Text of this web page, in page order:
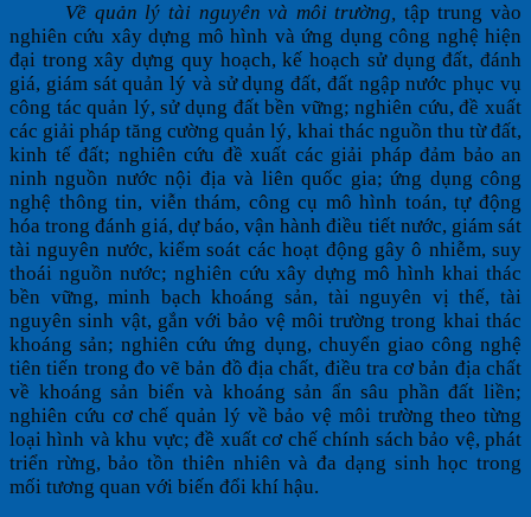
Về quản lý tài nguyên và môi trường, tập trung vào
nghiên cứu xây dựng mô hình và ứng dụng công nghệ hiện
đại trong xây dựng quy hoạch, kế hoạch sử dụng đất, đánh
giá, giám sát quản lý và sử dụng đất, đất ngập nước phục vụ
công tác quản lý, sử dụng đất bền vững; nghiên cứu, đề xuất
các giải pháp tăng cường quản lý, khai thác nguồn thu từ đất,
kinh tế đất; nghiên cứu đề xuất các giải pháp đảm bảo an
ninh nguồn nước nội địa và liên quốc gia; ứng dụng công
nghệ thông tin, viễn thám, công cụ mô hình toán, tự động
hóa trong đánh giá, dự báo, vận hành điều tiết nước, giám sát
tài nguyên nước, kiểm soát các hoạt động gây ô nhiễm, suy
thoái nguồn nước; nghiên cứu xây dựng mô hình khai thác
bền vững, minh bạch khoáng sản, tài nguyên vị thế, tài
nguyên sinh vật, gắn với bảo vệ môi trường trong khai thác
khoáng sản; nghiên cứu ứng dụng, chuyển giao công nghệ
tiên tiến trong đo vẽ bản đồ địa chất, điều tra cơ bản địa chất
về khoáng sản biển và khoáng sản ẩn sâu phần đất liền;
nghiên cứu cơ chế quản lý về bảo vệ môi trường theo từng
loại hình và khu vực; đề xuất cơ chế chính sách bảo vệ, phát
triển rừng, bảo tồn thiên nhiên và đa dạng sinh học trong
mối tương quan với biến đổi khí hậu.